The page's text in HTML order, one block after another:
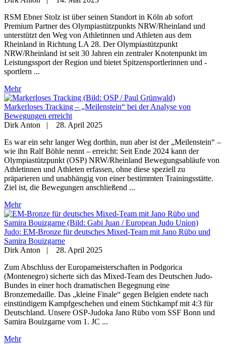
RSM Ebner Stolz ist über seinen Standort in Köln ab sofort
Premium Partner des Olympiastützpunkts NRW/Rheinland und
unterstützt den Weg von Athletinnen und Athleten aus dem
Rheinland in Richtung LA 28. Der Olympiastützpunkt
NRW/Rheinland ist seit 30 Jahren ein zentraler Knotenpunkt im
Leistungssport der Region und bietet Spitzensportlerinnen und -
sportlern ...
Mehr
Markerloses Tracking – „Meilenstein“ bei der Analyse von
Bewegungen erreicht
Dirk Anton | 28. April 2025
Es war ein sehr langer Weg dorthin, nun aber ist der „Meilenstein“ –
wie ihn Ralf Böhle nennt – erreicht: Seit Ende 2024 kann der
Olympiastützpunkt (OSP) NRW/Rheinland Bewegungsabläufe von
Athletinnen und Athleten erfassen, ohne diese speziell zu
präparieren und unabhängig von einer bestimmten Trainingsstätte.
Ziel ist, die Bewegungen anschließend ...
Mehr
Judo: EM-Bronze für deutsches Mixed-Team mit Jano Rübo und
Samira Bouizgarne
Dirk Anton | 28. April 2025
Zum Abschluss der Europameisterschaften in Podgorica
(Montenegro) sicherte sich das Mixed-Team des Deutschen Judo-
Bundes in einer hoch dramatischen Begegnung eine
Bronzemedaille. Das „kleine Finale“ gegen Belgien endete nach
einstündigem Kampfgeschehen und einem Stichkampf mit 4:3 für
Deutschland. Unsere OSP-Judoka Jano Rübo vom SSF Bonn und
Samira Bouizgarne vom 1. JC ...
Mehr